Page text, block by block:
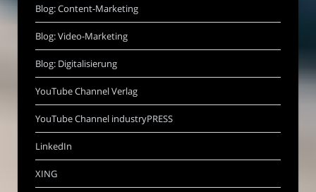
Blog: Content-Marketing
Blog: Video-Marketing
Blog: Digitalisierung
YouTube Channel Verlag
YouTube Channel industryPRESS
LinkedIn
XING